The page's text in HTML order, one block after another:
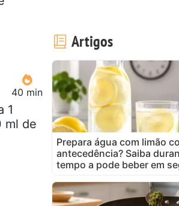
40 min
1
ml de
Artigos
Prepara água com limão
antecedência? Saiba
tempo a pode beber em